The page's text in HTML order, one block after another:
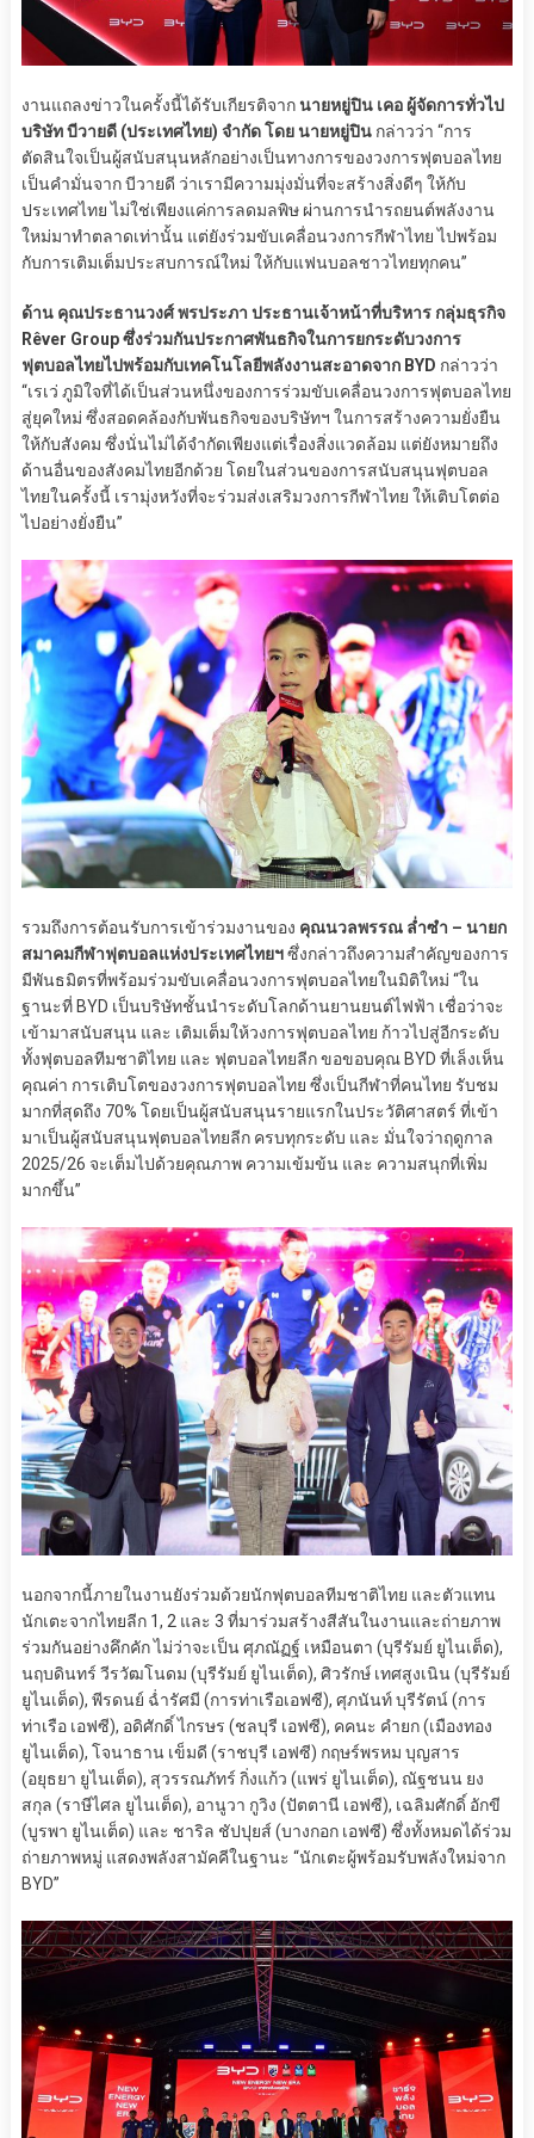
งานแถลงข่าวในครั้งนี้ได้รับเกียรติจากนายหยู่ปิน เคอ ผู้จัดการทั่วไป
บริษัท บีวายดี (ประเทศไทย) จำกัด โดย นายหยู่ปิน กล่าวว่า “การ
ตัดสินใจเป็นผู้สนับสนุนหลักอย่างเป็นทางการของวงการฟุตบอลไทย
เป็นคำมั่นจาก บีวายดี ว่าเรามีความมุ่งมั่นที่จะสร้างสิ่งดีๆ ให้กับ
ประเทศไทย ไม่ใช่เพียงแค่การลดมลพิษ ผ่านการนำรถยนต์พลังงาน
ใหม่มาทำตลาดเท่านั้น แต่ยังร่วมขับเคลื่อนวงการกีฬาไทย ไปพร้อม
กับการเติมเต็มประสบการณ์ใหม่ ให้กับแฟนบอลชาวไทยทุกคน”
ด้าน คุณประธานวงศ์ พรประภา ประธานเจ้าหน้าที่บริหาร กลุ่มธุรกิจ
Rêver Group ซึ่งร่วมกันประกาศพันธกิจในการยกระดับวงการ
ฟุตบอลไทยไปพร้อมกับเทคโนโลยีพลังงานสะอาดจาก BYD กล่าวว่า
“เรเว่ ภูมิใจที่ได้เป็นส่วนหนึ่งของการร่วมขับเคลื่อนวงการฟุตบอลไทย
สู่ยุคใหม่ ซึ่งสอดคล้องกับพันธกิจของบริษัทฯ ในการสร้างความยั่งยืน
ให้กับสังคม ซึ่งนั่นไม่ได้จำกัดเพียงแต่เรื่องสิ่งแวดล้อม แต่ยังหมายถึง
ด้านอื่นของสังคมไทยอีกด้วย โดยในส่วนของการสนับสนุนฟุตบอล
ไทยในครั้งนี้ เรามุ่งหวังที่จะร่วมส่งเสริมวงการกีฬาไทย ให้เติบโตต่อ
ไปอย่างยั่งยืน”
รวมถึงการต้อนรับการเข้าร่วมงานของ คุณนวลพรรณ ล่ำซำ – นายก
สมาคมกีฬาฟุตบอลแห่งประเทศไทยฯซึ่งกล่าวถึงความสำคัญของการ
มีพันธมิตรที่พร้อมร่วมขับเคลื่อนวงการฟุตบอลไทยในมิติใหม่ “ใน
ฐานะที่ BYD เป็นบริษัทชั้นนำระดับโลกด้านยานยนต์ไฟฟ้า เชื่อว่าจะ
เข้ามาสนับสนุน และ เติมเต็มให้วงการฟุตบอลไทย ก้าวไปสู่อีกระดับ
ทั้งฟุตบอลทีมชาติไทย และ ฟุตบอลไทยลีก ขอขอบคุณ BYD ที่เล็งเห็น
คุณค่า การเติบโตของวงการฟุตบอลไทย ซึ่งเป็นกีฬาที่คนไทย รับชม
มากที่สุดถึง 70% โดยเป็นผู้สนับสนุนรายแรกในประวัติศาสตร์ ที่เข้า
มาเป็นผู้สนับสนุนฟุตบอลไทยลีก ครบทุกระดับ และ มั่นใจว่าฤดูกาล
2025/26 จะเต็มไปด้วยคุณภาพ ความเข้มข้น และ ความสนุกที่เพิ่ม
มากขึ้น”
นอกจากนี้ภายในงานยังร่วมด้วยนักฟุตบอลทีมชาติไทย และตัวแทน
นักเตะจากไทยลีก 1, 2 และ 3 ที่มาร่วมสร้างสีสันในงานและถ่ายภาพ
ร่วมกันอย่างคึกคัก ไม่ว่าจะเป็น ศุภณัฏฐ์ เหมือนตา (บุรีรัมย์ ยูไนเต็ด),
นฤบดินทร์ วีรวัฒโนดม (บุรีรัมย์ ยูไนเต็ด), ศิวรักษ์ เทศสูงเนิน (บุรีรัมย์
ยูไนเต็ด), พีรดนย์ ฉ่ำรัศมี (การท่าเรือเอฟซี), ศุภนันท์ บุรีรัตน์ (การ
ท่าเรือ เอฟซี), อดิศักดิ์ ไกรษร (ชลบุรี เอฟซี), คคนะ คำยก (เมืองทอง
ยูไนเต็ด), โจนาธาน เข็มดี (ราชบุรี เอฟซี) กฤษร์พรหม บุญสาร
(อยุธยา ยูไนเต็ด), สุวรรณภัทร์ กิ่งแก้ว (แพร่ ยูไนเต็ด), ณัฐชนน ยง
สกุล (ราษีไศล ยูไนเต็ด), อานูวา กูวิง (ปัตตานี เอฟซี), เฉลิมศักดิ์ อักขี
(บูรพา ยูไนเต็ด) และ ชาริล ชัปปุยส์ (บางกอก เอฟซี) ซึ่งทั้งหมดได้ร่วม
ถ่ายภาพหมู่ แสดงพลังสามัคคีในฐานะ “นักเตะผู้พร้อมรับพลังใหม่จาก
BYD”